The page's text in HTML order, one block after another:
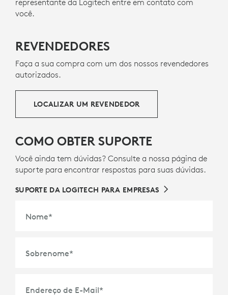
viaBluetooth
plástico de eletrônicos obsoletos e ajudar a reduzir
SOBRE O PLÁSTICO RECICLADO
você.
REVENDEDORES
Faça a sua compra com um dos nossos revendedores
autorizados.
LOCALIZAR UM REVENDEDOR
COMO OBTER SUPORTE
Você ainda tem dúvidas? Consulte a nossa página de
suporte para encontrar respostas para suas dúvidas.
SUPORTE DA LOGITECH PARA EMPRESAS
Nome*
Sobrenome*
Endereço de E-Mail*